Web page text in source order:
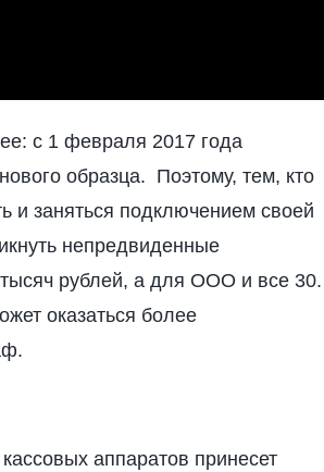
с 1 февраля 2017 года
образца. Поэтому, тем, кто
и заняться подключением своей
непредвиденные
рублей, а для ООО и все 30.
оказаться более
аппаратов принесет